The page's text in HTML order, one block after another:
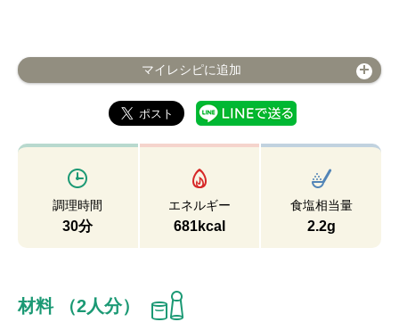
マイレシピに追加
調理時間
30分
エネルギー
681kcal
食塩相当量
2.2g
材料 （2人分）